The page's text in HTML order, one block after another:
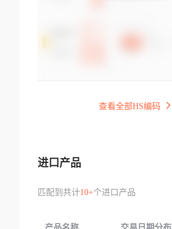
查看全部HS编码
进口产品
匹配到共计10+个进口产品